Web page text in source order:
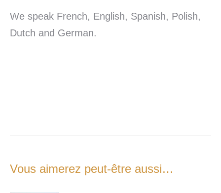
We speak French, English, Spanish, Polish,
Dutch and German.
Vous aimerez peut-être aussi…